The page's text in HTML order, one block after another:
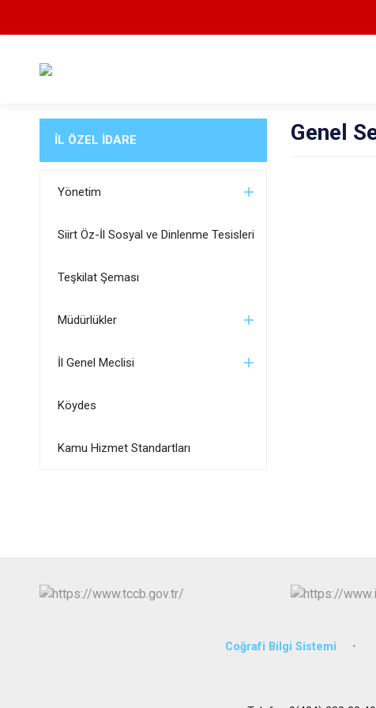
İL ÖZEL İDARE
Yönetim
Siirt Öz-İl Sosyal ve Dinlenme Tesisleri
Teşkilat Şeması
Müdürlükler
İl Genel Meclisi
Köydes
Kamu Hizmet Standartları
Genel
Coğrafi Bilgi Sistemi